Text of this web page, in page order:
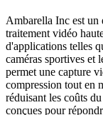
Ambarella Inc est un
traitement vidéo
d'applications telles
caméras sportives et
permet une capture
compression tout en
réduisant les coûts
conçues pour